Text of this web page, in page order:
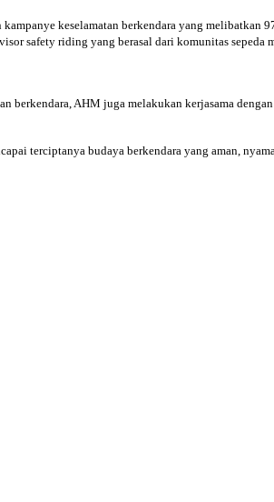
keselamatan berkendara yang
safety riding yang berasal dari komunitas sepeda
berkendara, AHM juga melakukan kerjasama
terciptanya budaya berkendara yang aman,